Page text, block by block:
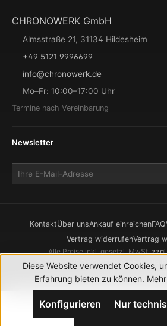
CHRONOWERK GmbH
Almsstraße 21, 31134 Hildesheim
+49 5121 9996699
info@chronowerk.de
Mo–Fr: 10:00–17:00 Uhr
Termine nach Vereinbarung
Newsletter
KontaktÜber unsAnkauf einreichenFAQ
Vertrag widerrufenVertrag
Alle Preise inkl. gesetzl. MwSt.
© 2026 CHRONOWERK GmbH. Alle
Realisierung durch
Diese Website verwendet Cookies,
Erfahrung bieten zu können.
Nur
Konfigurieren